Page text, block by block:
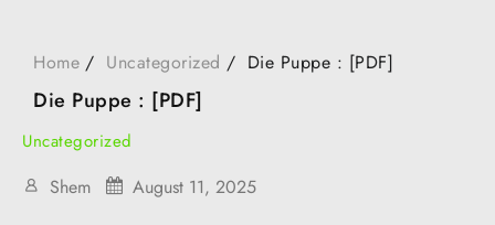
Home Uncategorized Die Puppe : [PDF]
Die Puppe : [PDF]
Uncategorized
Shem August 11, 2025